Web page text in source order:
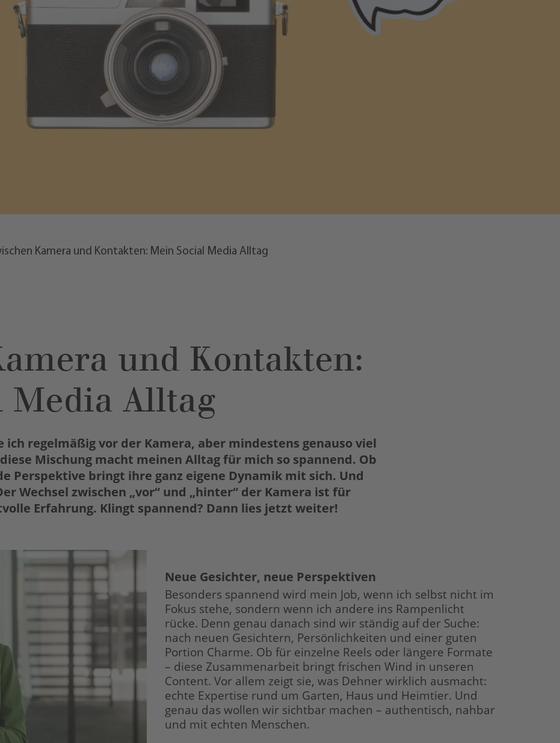
Kamera und Kontakten: Mein Social Media Alltag
und Kontakten:
Media Alltag
ich regelmäßig vor der Kamera, aber mindestens genauso viel
Mischung macht meinen Alltag für mich so spannend. Ob
Perspektive bringt ihre ganz eigene Dynamik mit sich. Und
Wechsel zwischen „vor“ und „hinter“ der Kamera ist für
Erfahrung. Klingt spannend? Dann lies jetzt weiter!
Neue Gesichter, neue Perspektiven
Besonders spannend wird mein Job, wenn ich selbst nicht im
Fokus stehe, sondern wenn ich andere ins Rampenlicht
rücke. Denn genau danach sind wir ständig auf der Suche:
nach neuen Gesichtern, Persönlichkeiten und einer guten
Portion Charme. Ob für einzelne Reels oder längere Formate
– diese Zusammenarbeit bringt frischen Wind in unseren
Content. Vor allem zeigt sie, was Dehner wirklich ausmacht:
echte Expertise rund um Garten, Haus und Heimtier. Und
genau das wollen wir sichtbar machen – authentisch, nahbar
und mit echten Menschen.